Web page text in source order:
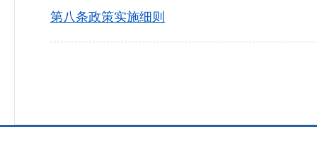
第八条政策实施细则